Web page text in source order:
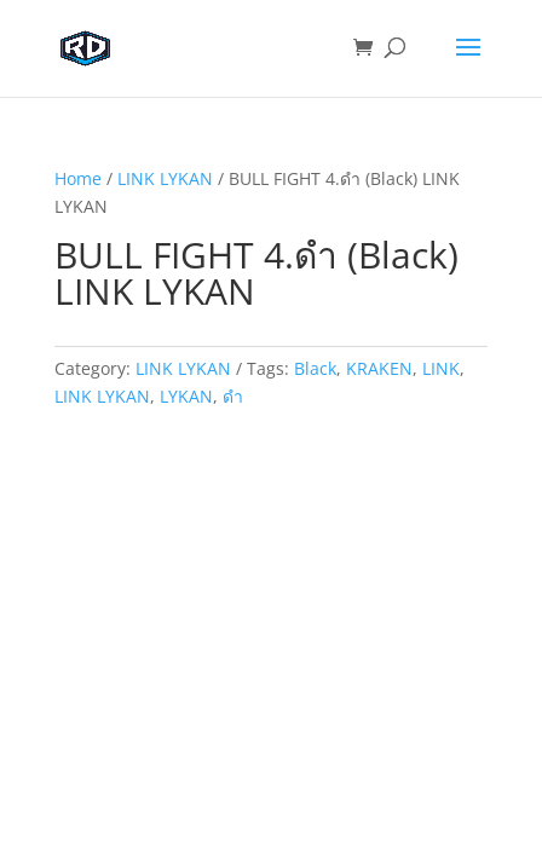
Home/ LINK LYKAN / BULL FIGHT 4.ดำ (Black) LINK
LYKAN
BULL FIGHT 4.ดำ (Black)
LINK LYKAN
Category: LINK LYKAN Tags: Black, KRAKEN, LINK,
LINK LYKAN, LYKAN, ดำ